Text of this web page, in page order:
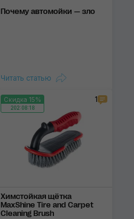
Почему автомойки — зло
Читать статью
Скидка 15%
202:08:17
1
Химстойкая щётка
MaxShine Tire and Carpet
Cleaning Brush